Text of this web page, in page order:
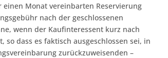
Monat vereinbarten Reservierung
nach der geschlossenen
wenn der Kaufinteressent kurz nach
dass es faktisch ausgeschlossen sei, in
zurückzuweisenden –